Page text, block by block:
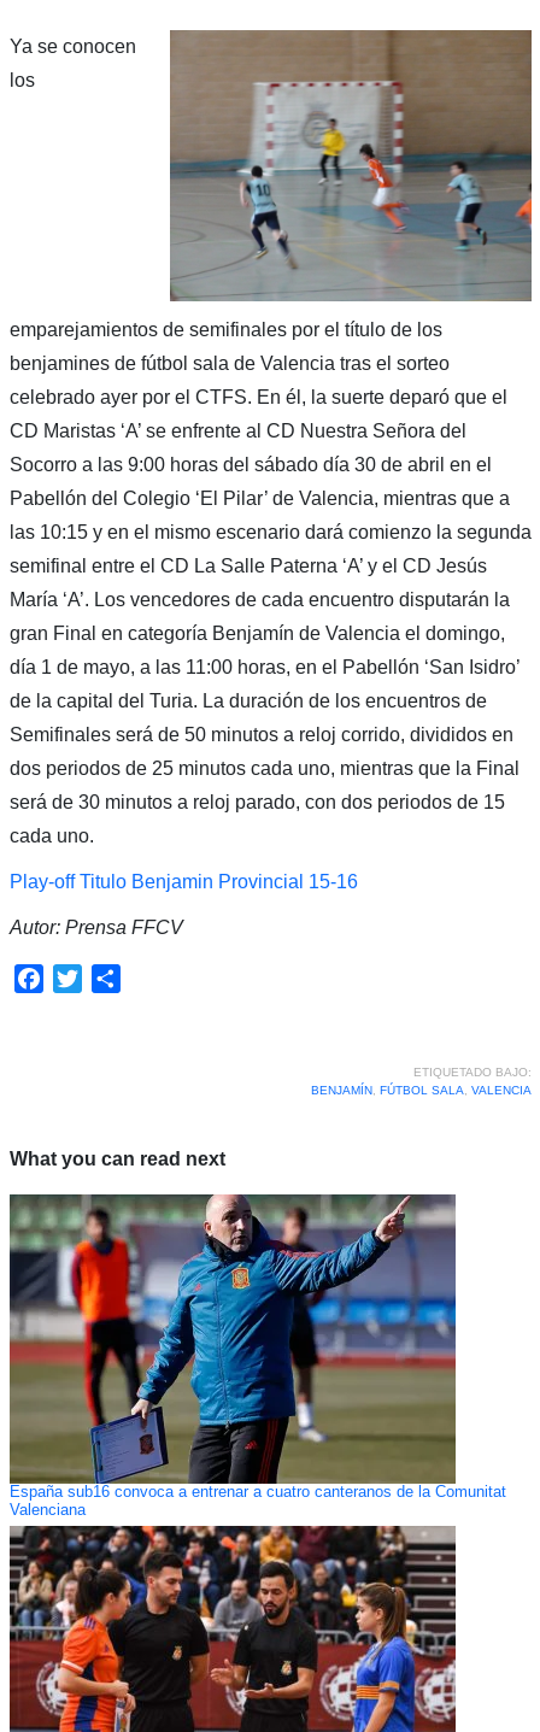
Ya se conocen
los
emparejamientos de semifinales por el título de los
benjamines de fútbol sala de Valencia tras el sorteo
celebrado ayer por el CTFS. En él, la suerte deparó que el
CD Maristas ‘A’ se enfrente al CD Nuestra Señora del
Socorro a las 9:00 horas del sábado día 30 de abril en el
Pabellón del Colegio ‘El Pilar’ de Valencia, mientras que a
las 10:15 y en el mismo escenario dará comienzo la segunda
semifinal entre el CD La Salle Paterna ‘A’ y el CD Jesús
María ‘A’. Los vencedores de cada encuentro disputarán la
gran Final en categoría Benjamín de Valencia el domingo,
día 1 de mayo, a las 11:00 horas, en el Pabellón ‘San Isidro’
de la capital del Turia. La duración de los encuentros de
Semifinales será de 50 minutos a reloj corrido, divididos en
dos periodos de 25 minutos cada uno, mientras que la Final
será de 30 minutos a reloj parado, con dos periodos de 15
cada uno.
Play-off Titulo Benjamin Provincial 15-16
Autor: Prensa FFCV
Facebook
Twitter
ETIQUETADO BAJO:
BENJAMÍN, FÚTBOL SALA VALENCIA
What you can read next
España sub16 convoca a entrenar a cuatro canteranos de la Comunitat
Valenciana